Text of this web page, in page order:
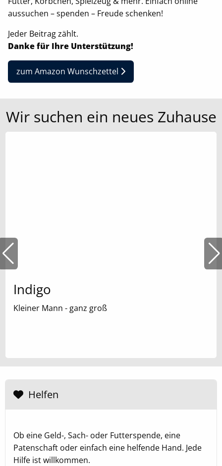
aussuchen – spenden – Freude schenken!
Jeder Beitrag zählt.
Danke für Ihre Unterstützung!
zum Amazon Wunschzettel
Wir suchen ein neues Zuhause
Indigo
Kleiner Mann - ganz groß
Helfen
Ob eine Geld-, Sach- oder Futterspende, eine
Patenschaft oder einfach eine helfende Hand. Jede
Hilfe ist willkommen.